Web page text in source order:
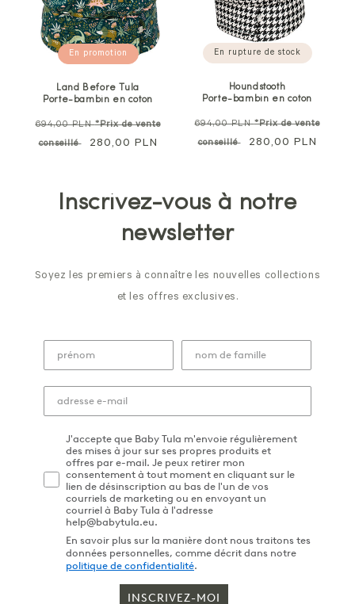
En promotion
Land Before Tula
Porte-bambin en coton
Prix
normal
694,00 PLN*Prix de vente
conseillé
Prix
280,00 PLN
En rupture de stock
Houndstooth
Porte-bambin en coton
Prix
normal
694,00 PLN*Prix de vente
conseillé
Prix
280,00 PLN
Inscrivez-vous à notre
newsletter
Soyez les premiers à connaître les nouvelles collections
et les offres exclusives.
J'accepte que Baby Tula m'envoie régulièrement
des mises à jour sur ses propres produits et
offres par e-mail. Je peux retirer mon
consentement à tout moment en cliquant sur le
lien de désinscription au bas de l'un de vos
courriels de marketing ou en envoyant un
courriel à Baby Tula à l'adresse
help@babytula.eu.
En savoir plus sur la manière dont nous traitons tes
données personnelles, comme décrit dans notre
politique de confidentialité.
INSCRIVEZ-MOI